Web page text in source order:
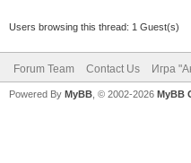
Users browsing this thread: 1 Guest(s)
Forum Team Contact Us Игра
Powered By MyBB , © 2002-2026 MyBB